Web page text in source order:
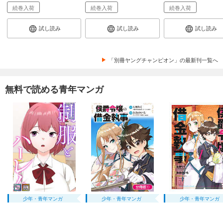
続巻入荷
試し読み
続巻入荷
試し読み
続巻入荷
試し読み
「別冊ヤングチャンピオン」の最新刊一覧へ
無料で読める青年マンガ
少年・青年マンガ 少年・青年マンガ 少年・青年マンガ